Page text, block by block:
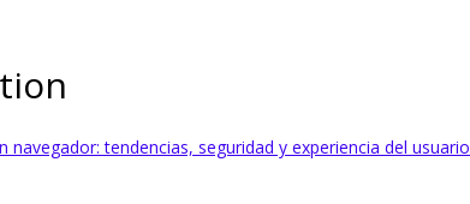
navegador: tendencias, seguridad y experiencia del usuario